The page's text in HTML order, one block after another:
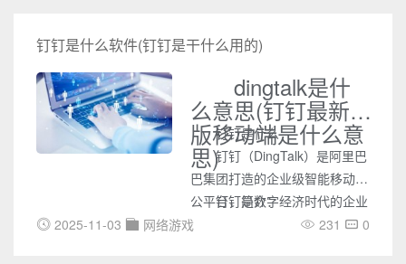
钉钉是什么软件(钉钉是干什么用的)
dingtalk是什
么意思(钉钉最新
版移动端是什么意
思)
钉钉是什么
钉钉（DingTalk）是阿里巴
巴集团打造的企业级智能移动办
公平台，是数字经济时代的企业
组织协同办公和应用开发平台。
钉钉简介：
231
0
2025-11-03 网络游戏